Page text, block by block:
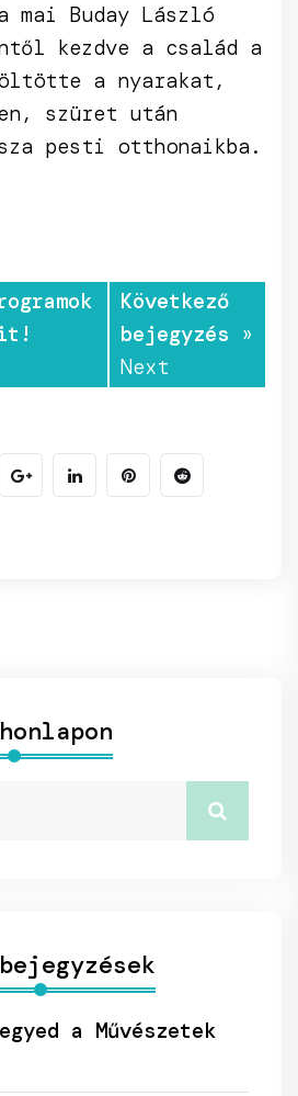
mai Buday László
kezdve a család a
a nyarakat,
szüret után
pesti otthonaikba.
Következő
bejegyzés »
Next
a Művészetek